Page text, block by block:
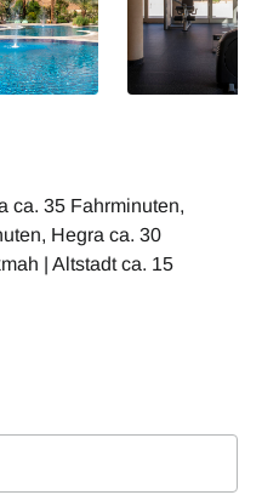
ca. 35 Fahrminuten,
Hegra ca. 30
| Altstadt ca. 15